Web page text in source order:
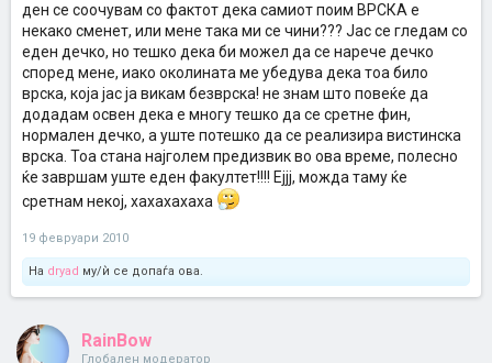
ден се соочувам со фактот дека самиот поим ВРСКА е
некако сменет, или мене така ми се чини??? Јас се гледам со
еден дечко, но тешко дека би можел да се нарече дечко
според мене, иако околината ме убедува дека тоа било
врска, која јас ја викам безврска! не знам што повеќе да
додадам освен дека е многу тешко да се сретне фин,
нормален дечко, а уште потешко да се реализира вистинска
врска. Тоа стана најголем предизвик во ова време, полесно
ќе завршам уште еден факултет!!!! Ејјј, можда таму ќе
сретнам некој, хахахахаха
19 февруари 2010
На dryad му/ѝ се допаѓа ова.
RainBow
Глобален модератор